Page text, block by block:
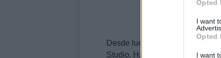
Opted
I want
Opted
I want
Desde luego no para sus
Studio. Hace unos años, leí en